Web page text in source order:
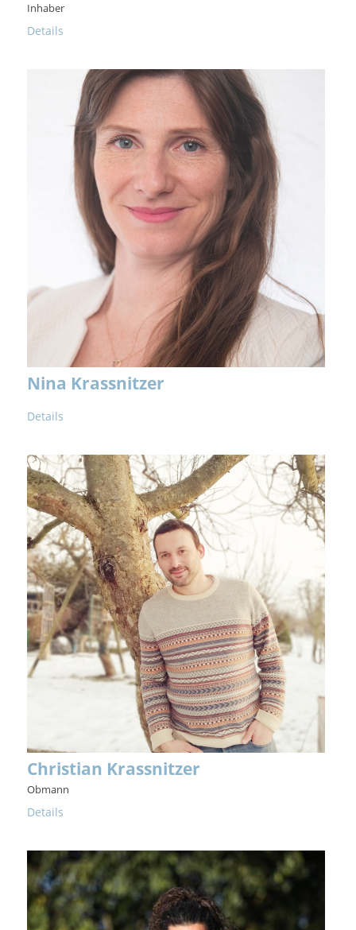
Inhaber
Details
Nina Krassnitzer
Details
Christian Krassnitzer
Obmann
Details